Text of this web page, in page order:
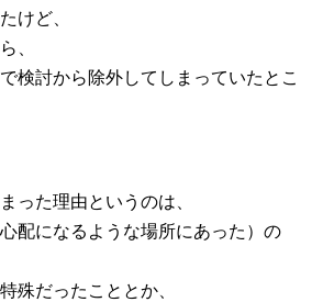
けど、
、
検討から除外してしまっていたとこ
った理由というのは、
配になるような場所にあった）の
殊だったこととか、